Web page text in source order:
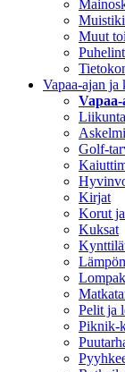
Muut
Vapaa-ajan ja
Golf-
Kirjat
Korut
Kuksat
Pelit ja
Piknik-